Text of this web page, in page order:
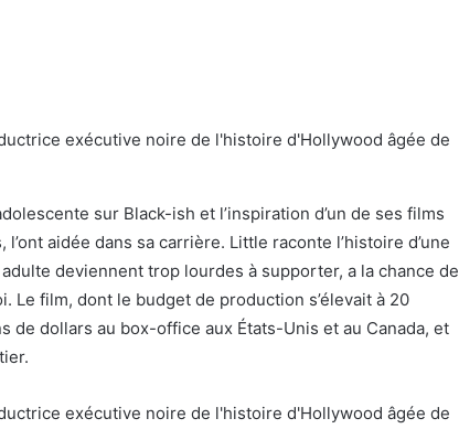
sur Black-ish et l’inspiration d’un de ses films
l’ont aidée dans sa carrière. Little raconte l’histoire d’une
deviennent trop lourdes à supporter, a la chance de
Le film, dont le budget de production s’élevait à 20
de dollars au box-office aux États-Unis et au Canada, et